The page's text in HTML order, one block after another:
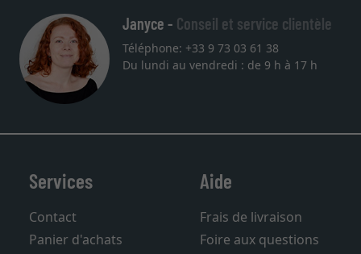
Janyce - Conseil et service clientèle
Téléphone: +33 9 73 03 61 38
Du lundi au vendredi : de 9 h à 17 h
Services
Contact
Panier d'achats
Aide
Frais de livraison
Foire aux questions